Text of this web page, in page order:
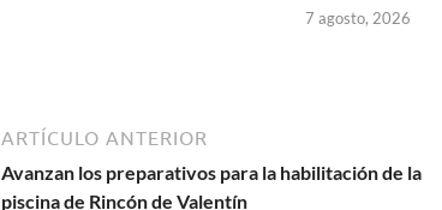
7 agosto, 2026
ARTÍCULO ANTERIOR
Avanzan los preparativos para la habilitación de la
piscina de Rincón de Valentín